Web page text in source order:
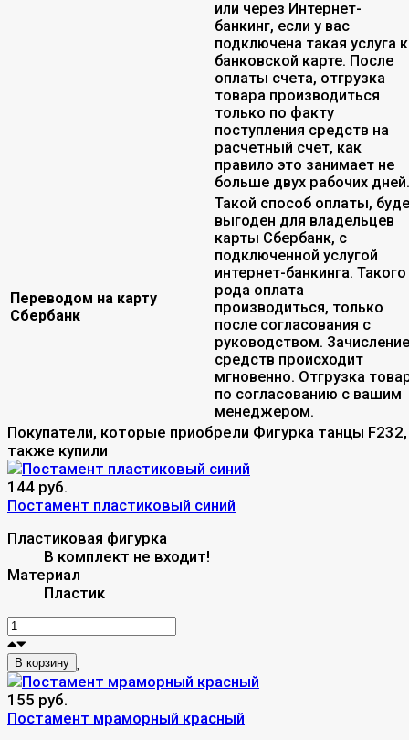
или через Интернет-
банкинг, если у вас
подключена такая услуга к
банковской карте. После
оплаты счета, отгрузка
товара производиться
только по факту
поступления средств на
расчетный счет, как
правило это занимает не
больше двух рабочих дней.
Переводом на карту
Сбербанк
Такой способ оплаты,
выгоден для владельцев
карты Сбербанк, с
подключенной услугой
интернет-банкинга. Такого
рода оплата
производиться, только
после согласования с
руководством. Зачисление
средств происходит
мгновенно. Отгрузка
по согласованию с вашим
менеджером.
Покупатели, которые приобрели Фигурка танцы F232,
также купили
144 руб.
Постамент пластиковый синий
Пластиковая фигурка
В комплект не входит!
Материал
Пластик
В корзину
155 руб.
Постамент мраморный красный